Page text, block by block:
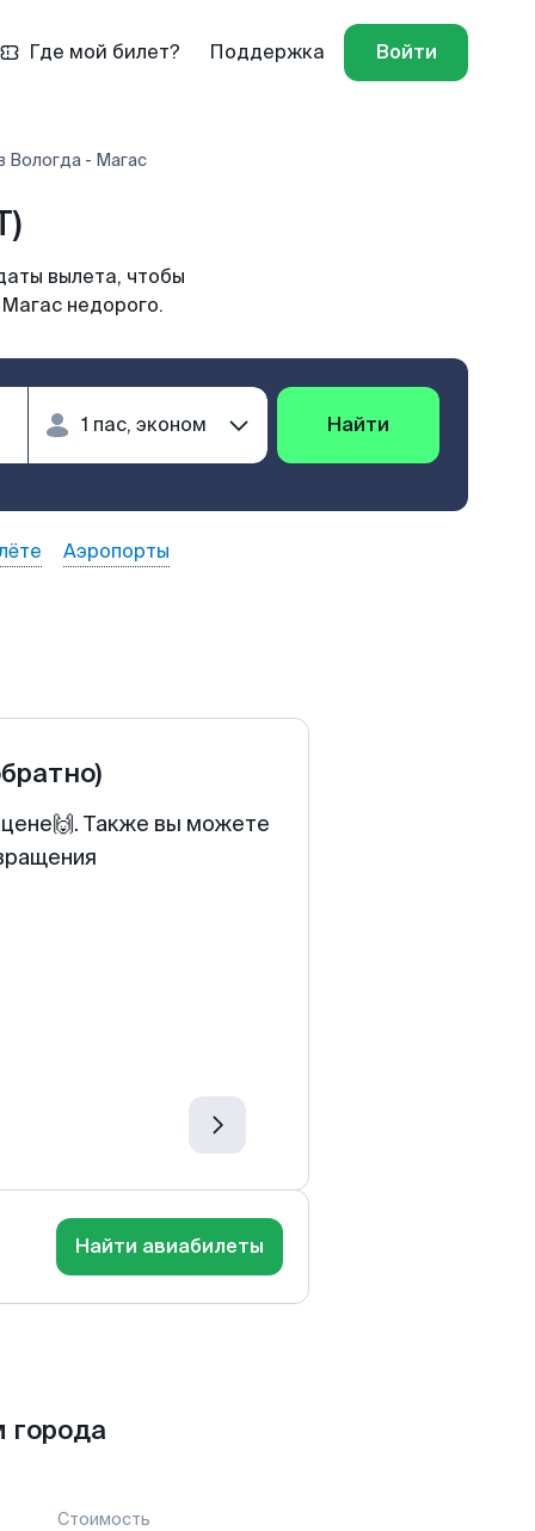
Где мой билет? Поддержка Войти
Вологда - Магас
вылета, чтобы
недорого.
Найти
Аэропорты
Также вы можете
Найти авиабилеты
Стоимость